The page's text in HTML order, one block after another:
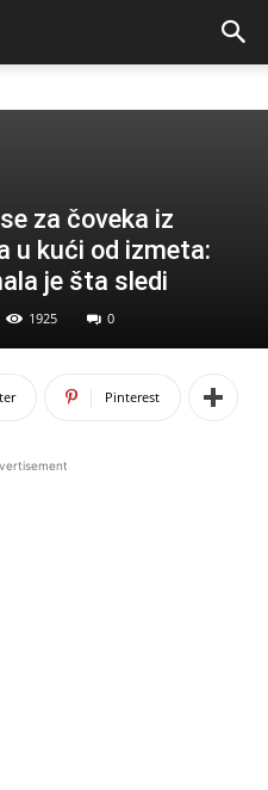
za čoveka iz
u kući od izmeta:
je šta sledi
1925 0
Pinterest